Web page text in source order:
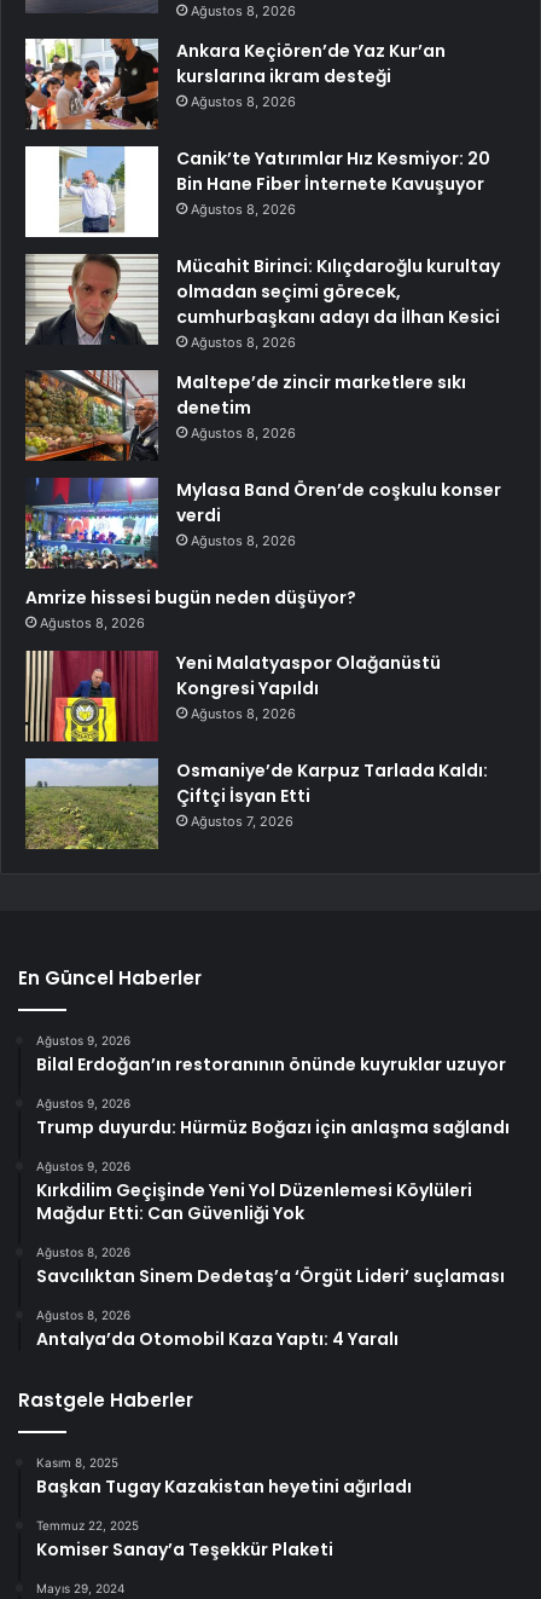
Ağustos 8, 2026
Ankara Keçiören’de Yaz Kur’an
kurslarına ikram desteği
Ağustos 8, 2026
Canik’te Yatırımlar Hız Kesmiyor: 20
Bin Hane Fiber İnternete Kavuşuyor
Ağustos 8, 2026
Mücahit Birinci: Kılıçdaroğlu kurultay
olmadan seçimi görecek,
cumhurbaşkanı adayı da İlhan Kesici
Ağustos 8, 2026
Maltepe’de zincir marketlere sıkı
denetim
Ağustos 8, 2026
Mylasa Band Ören’de coşkulu konser
verdi
Ağustos 8, 2026
Amrize hissesi bugün neden düşüyor?
Ağustos 8, 2026
Yeni Malatyaspor Olağanüstü
Kongresi Yapıldı
Ağustos 8, 2026
Osmaniye’de Karpuz Tarlada Kaldı:
Çiftçi İsyan Etti
Ağustos 7, 2026
En Güncel Haberler
Ağustos 9, 2026
Bilal Erdoğan’ın restoranının önünde kuyruklar uzuyor
Ağustos 9, 2026
Trump duyurdu: Hürmüz Boğazı için anlaşma sağlandı
Ağustos 9, 2026
Kırkdilim Geçişinde Yeni Yol Düzenlemesi Köylüleri
Mağdur Etti: Can Güvenliği Yok
Ağustos 8, 2026
Savcılıktan Sinem Dedetaş’a ‘Örgüt Lideri’ suçlaması
Ağustos 8, 2026
Antalya’da Otomobil Kaza Yaptı: 4 Yaralı
Rastgele Haberler
Kasım 8, 2025
Başkan Tugay Kazakistan heyetini ağırladı
Temmuz 22, 2025
Komiser Sanay’a Teşekkür Plaketi
Mayıs 29, 2024